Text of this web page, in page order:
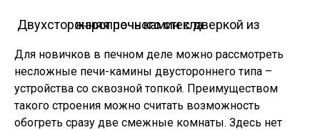
Двухсторонняя печь камин с дверкой из жаропрочного стекла
Для новичков в печном деле можно рассмотреть
несложные печи-камины двустороннего типа –
устройства со сквозной топкой. Преимуществом
такого строения можно считать возможность
обогреть сразу две смежные комнаты. Здесь нет